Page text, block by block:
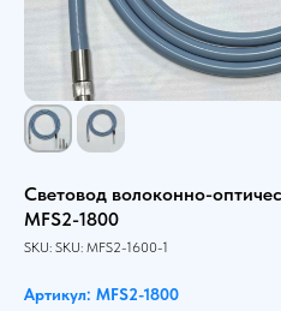
Световод волоконно-
MFS2-1800
SKU: SKU: MFS2-1600-1
Артикул: MFS2-1800